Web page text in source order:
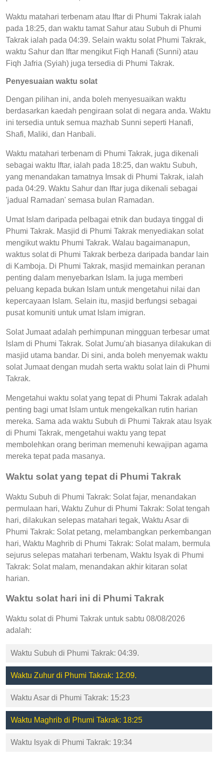
Waktu matahari terbenam atau Iftar di Phumi Takrak ialah
pada 18:25, dan waktu tamat Sahur atau Subuh di Phumi
Takrak ialah pada 04:39. Selain waktu solat Phumi Takrak,
waktu Sahur dan Iftar mengikut Fiqh Hanafi (Sunni) atau
Fiqh Jafria (Syiah) juga tersedia di Phumi Takrak.
Penyesuaian waktu solat
Dengan pilihan ini, anda boleh menyesuaikan waktu
berdasarkan kaedah pengiraan solat di negara anda. Waktu
ini tersedia untuk semua mazhab Sunni seperti Hanafi,
Shafi, Maliki, dan Hanbali.
Waktu matahari terbenam di Phumi Takrak, juga dikenali
sebagai waktu Iftar, ialah pada 18:25, dan waktu Subuh,
yang menandakan tamatnya Imsak di Phumi Takrak, ialah
pada 04:29. Waktu Sahur dan Iftar juga dikenali sebagai
'jadual Ramadan' semasa bulan Ramadan.
Umat Islam daripada pelbagai etnik dan budaya tinggal di
Phumi Takrak. Masjid di Phumi Takrak menyediakan solat
mengikut waktu Phumi Takrak. Walau bagaimanapun,
waktus solat di Phumi Takrak berbeza daripada bandar lain
di Kamboja. Di Phumi Takrak, masjid memainkan peranan
penting dalam menyebarkan Islam. Ia juga memberi
peluang kepada bukan Islam untuk mengetahui nilai dan
kepercayaan Islam. Selain itu, masjid berfungsi sebagai
pusat komuniti untuk umat Islam imigran.
Solat Jumaat adalah perhimpunan mingguan terbesar umat
Islam di Phumi Takrak. Solat Jumu'ah biasanya dilakukan di
masjid utama bandar. Di sini, anda boleh menyemak waktu
solat Jumaat dengan mudah serta waktu solat lain di Phumi
Takrak.
Mengetahui waktu solat yang tepat di Phumi Takrak adalah
penting bagi umat Islam untuk mengekalkan rutin harian
mereka. Sama ada waktu Subuh di Phumi Takrak atau Isyak
di Phumi Takrak, mengetahui waktu yang tepat
membolehkan orang beriman memenuhi kewajipan agama
mereka tepat pada masanya.
Waktu solat yang tepat di Phumi Takrak
Waktu Subuh di Phumi Takrak: Solat fajar, menandakan
permulaan hari, Waktu Zuhur di Phumi Takrak: Solat tengah
hari, dilakukan selepas matahari tegak, Waktu Asar di
Phumi Takrak: Solat petang, melambangkan perkembangan
hari, Waktu Maghrib di Phumi Takrak: Solat malam, bermula
sejurus selepas matahari terbenam, Waktu Isyak di Phumi
Takrak: Solat malam, menandakan akhir kitaran solat
harian.
Waktu solat hari ini di Phumi Takrak
Waktu solat di Phumi Takrak untuk sabtu 08/08/2026
adalah:
Waktu Subuh di Phumi Takrak: 04:39.
Waktu Zuhur di Phumi Takrak: 12:09.
Waktu Asar di Phumi Takrak: 15:23
Waktu Maghrib di Phumi Takrak: 18:25
Waktu Isyak di Phumi Takrak: 19:34